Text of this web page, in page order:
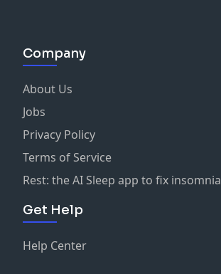
Company
About Us
Jobs
Privacy Policy
Terms of Service
Rest: the AI Sleep app to fix insomnia
Get Help
Help Center